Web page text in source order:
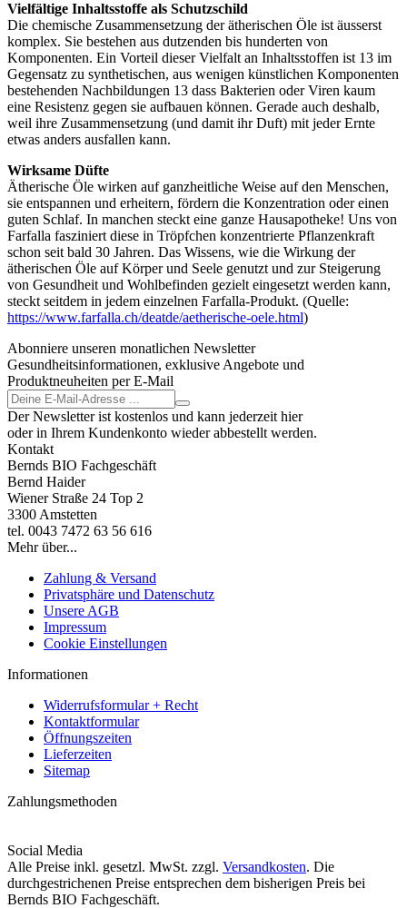
Vielfältige Inhaltsstoffe als Schutzschild
Die chemische Zusammensetzung der ätherischen Öle ist äusserst
komplex. Sie bestehen aus dutzenden bis hunderten von
Komponenten. Ein Vorteil dieser Vielfalt an Inhaltsstoffen ist 13 im
Gegensatz zu synthetischen, aus wenigen künstlichen Komponenten
bestehenden Nachbildungen 13 dass Bakterien oder Viren kaum
eine Resistenz gegen sie aufbauen können. Gerade auch deshalb,
weil ihre Zusammensetzung (und damit ihr Duft) mit jeder Ernte
etwas anders ausfallen kann.
Wirksame Düfte
Ätherische Öle wirken auf ganzheitliche Weise auf den Menschen,
sie entspannen und erheitern, fördern die Konzentration oder einen
guten Schlaf. In manchen steckt eine ganze Hausapotheke! Uns von
Farfalla fasziniert diese in Tröpfchen konzentrierte Pflanzenkraft
schon seit bald 30 Jahren. Das Wissens, wie die Wirkung der
ätherischen Öle auf Körper und Seele genutzt und zur Steigerung
von Gesundheit und Wohlbefinden gezielt eingesetzt werden kann,
steckt seitdem in jedem einzelnen Farfalla-Produkt. (Quelle:
https://www.farfalla.ch/deatde/aetherische-oele.html)
Abonniere unseren monatlichen Newsletter
Gesundheitsinformationen, exklusive Angebote und
Produktneuheiten per E-Mail
Der Newsletter ist kostenlos und kann jederzeit hier
oder in Ihrem Kundenkonto wieder abbestellt werden.
Kontakt
Bernds BIO Fachgeschäft
Bernd Haider
Wiener Straße 24 Top 2
3300 Amstetten
tel. 0043 7472 63 56 616
Mehr über...
Zahlung & Versand
Privatsphäre und Datenschutz
Unsere AGB
Impressum
Cookie Einstellungen
Informationen
Widerrufsformular + Recht
Kontaktformular
Öffnungszeiten
Lieferzeiten
Sitemap
Zahlungsmethoden
Social Media
Alle Preise inkl. gesetzl. MwSt. zzgl. Versandkosten. Die
durchgestrichenen Preise entsprechen dem bisherigen Preis bei
Bernds BIO Fachgeschäft.